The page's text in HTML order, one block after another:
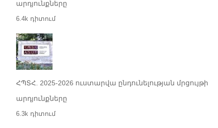
արդյունքները
6.4k դիտում
ՀՊՏՀ. 2025-2026 ուստարվա ընդունելության մրցույթի
արդյունքները
6.3k դիտում